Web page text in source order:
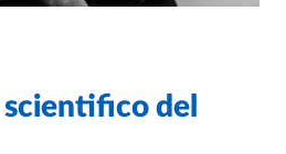
scientifico del